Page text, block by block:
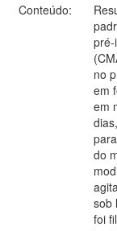
Conteúdo:
pré-
no
em
em
do
sob
foi